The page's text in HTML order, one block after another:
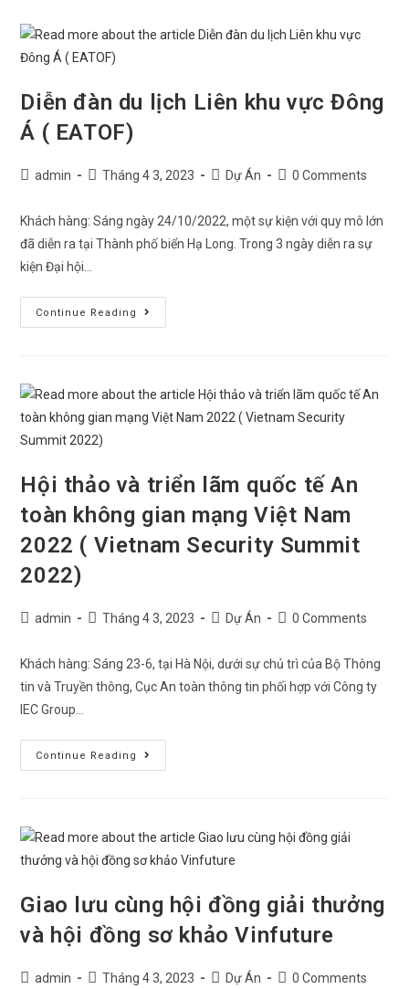
Diễn đàn du lịch Liên khu vực Đông
Á ( EATOF)
admin Tháng 4 3, 2023 Dự Án 0 Comments
Khách hàng: Sáng ngày 24/10/2022, một sự kiện với quy mô lớn
đã diễn ra tại Thành phố biển Hạ Long. Trong 3 ngày diễn ra sự
kiện Đại hội…
Continue Reading
Hội thảo và triển lãm quốc tế An
toàn không gian mạng Việt Nam
2022 ( Vietnam Security Summit
2022)
admin Tháng 4 3, 2023 Dự Án 0 Comments
Khách hàng: Sáng 23-6, tại Hà Nội, dưới sự chủ trì của Bộ Thông
tin và Truyền thông, Cục An toàn thông tin phối hợp với Công ty
IEC Group…
Continue Reading
Giao lưu cùng hội đồng giải thưởng
và hội đồng sơ khảo Vinfuture
admin Tháng 4 3, 2023 Dự Án 0 Comments